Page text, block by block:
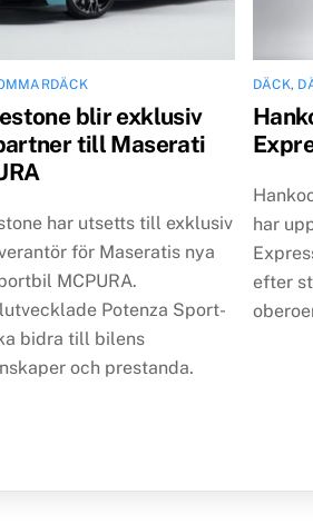
blir exklusiv
till Maserati
har utsetts till exklusiv
för Maseratis nya
MCPURA.
Potenza Sport-
bidra till bilens
och prestanda.
DÄCK,
har
efter